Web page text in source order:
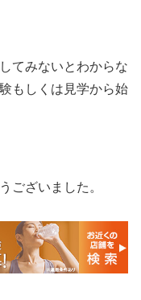
てみないとわからな
もしくは見学から始
ございました。